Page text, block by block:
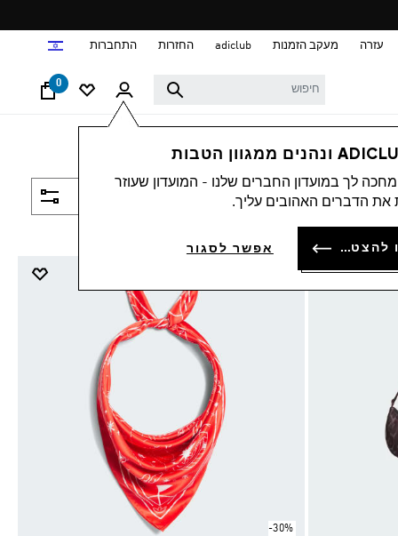
עזרה מעקב הזמנות adiclub החזרות התחברות
0
לך במועדון החברים שלנו - המועדון שעוזר
את הדברים האהובים עליך.
להתחברות או להצטרפות אפשר לסגור
-30%